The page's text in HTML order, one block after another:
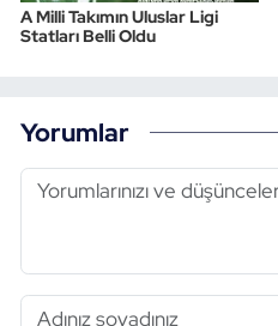
A Milli Takımın Uluslar Ligi
Statları Belli Oldu
Yorumlar